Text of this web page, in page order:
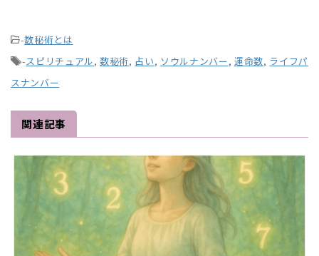
-数秘術とは
-スピリチュアル,数秘術, 占い, ソウルナンバー, 運命数, ライフパ
スナンバー
関連記事